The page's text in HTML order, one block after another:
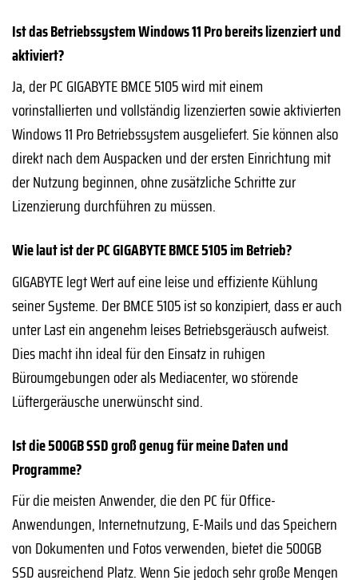
Ist das Betriebssystem Windows 11 Pro bereits lizenziert und
aktiviert?
Ja, der PC GIGABYTE BMCE 5105 wird mit einem
vorinstallierten und vollständig lizenzierten sowie aktivierten
Windows 11 Pro Betriebssystem ausgeliefert. Sie können also
direkt nach dem Auspacken und der ersten Einrichtung mit
der Nutzung beginnen, ohne zusätzliche Schritte zur
Lizenzierung durchführen zu müssen.
Wie laut ist der PC GIGABYTE BMCE 5105 im Betrieb?
GIGABYTE legt Wert auf eine leise und effiziente Kühlung
seiner Systeme. Der BMCE 5105 ist so konzipiert, dass er auch
unter Last ein angenehm leises Betriebsgeräusch aufweist.
Dies macht ihn ideal für den Einsatz in ruhigen
Büroumgebungen oder als Mediacenter, wo störende
Lüftergeräusche unerwünscht sind.
Ist die 500GB SSD groß genug für meine Daten und
Programme?
Für die meisten Anwender, die den PC für Office-
Anwendungen, Internetnutzung, E-Mails und das Speichern
von Dokumenten und Fotos verwenden, bietet die 500GB
SSD ausreichend Platz. Wenn Sie jedoch sehr große Mengen